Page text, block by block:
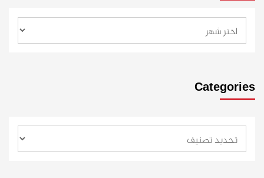
Categories